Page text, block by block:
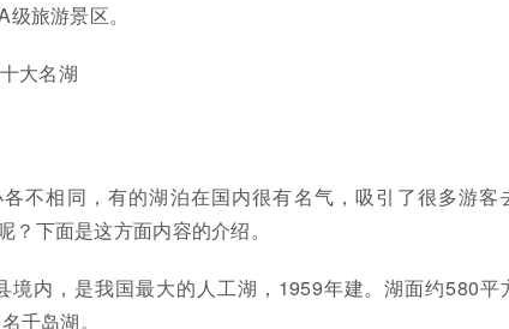
旅游景区。
大名湖
不相同，有的湖泊在国内很有名气，吸引了很多游客
下面是这方面内容的介绍。
境内，是我国最大的人工湖，1959年建。湖面约580平
千岛湖。